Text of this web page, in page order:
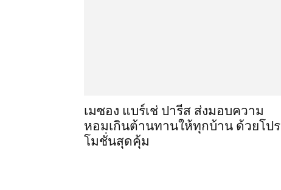
เมซอง แบร์เช่ ปารีส ส่งมอบความ
หอมเกินต้านทานให้ทุกบ้าน ด้วยโปร
โมชั่นสุดคุ้ม